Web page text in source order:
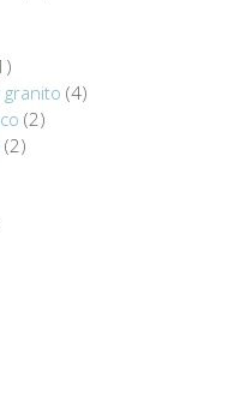
(4)
(2)
(2)